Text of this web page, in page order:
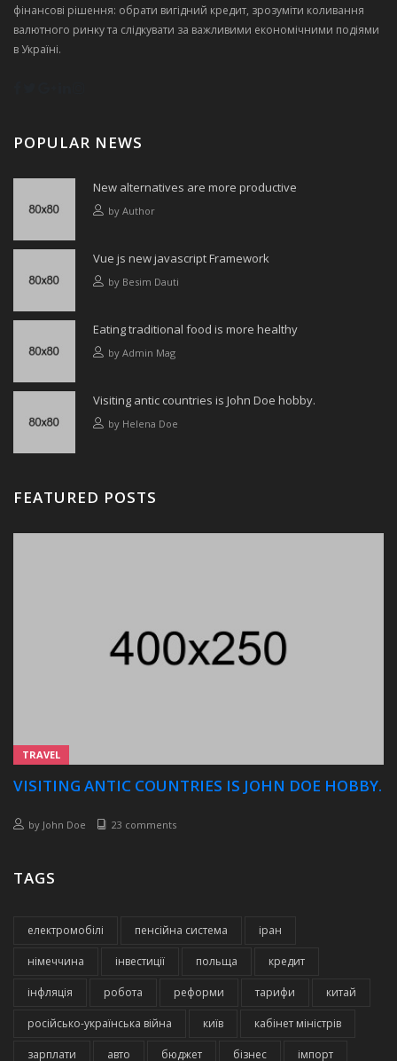
фінансові рішення: обрати вигідний кредит, зрозуміти коливання
валютного ринку та слідкувати за важливими економічними подіями
в Україні.
POPULAR NEWS
New alternatives are more productive
by Author
Vue js new javascript Framework
by Besim Dauti
Eating traditional food is more healthy
by Admin Mag
Visiting antic countries is John Doe hobby.
by Helena Doe
FEATURED POSTS
TRAVEL
VISITING ANTIC COUNTRIES IS JOHN DOE HOBBY.
by John Doe 23 comments
TAGS
електромобілі пенсійна система іран
німеччина інвестиції польща кредит
інфляція робота реформи тарифи китай
російсько-українська війна київ кабінет міністрів
зарплати авто бюджет бізнес імпорт